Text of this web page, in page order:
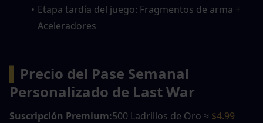
Etapa tardía del juego: Fragmentos de arma +
Aceleradores
Precio del Pase Semanal
Personalizado de Last War
Suscripción Premium:500 Ladrillos de Oro ≈ $4.99